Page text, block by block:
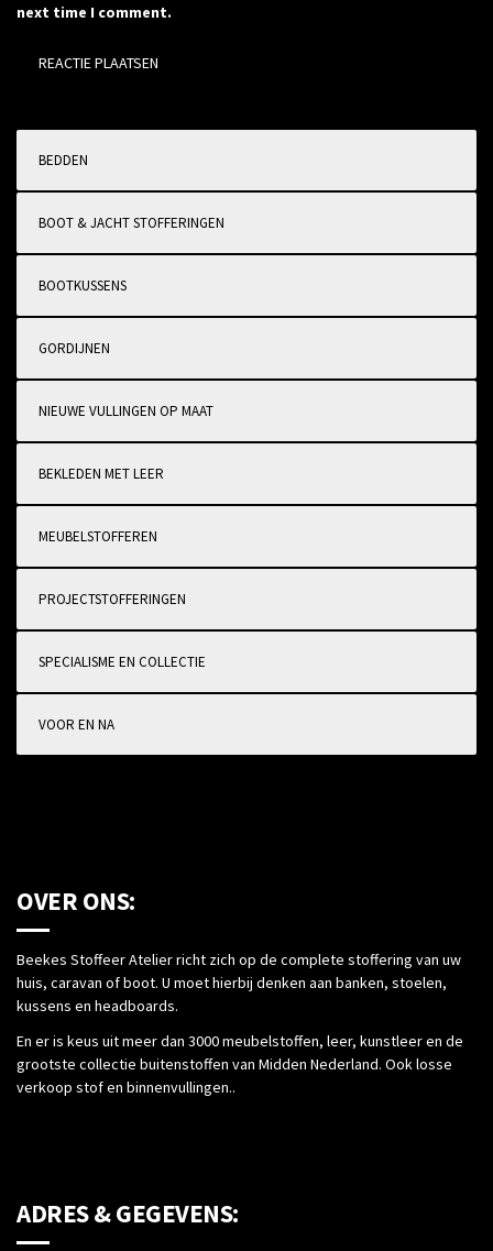
next time I comment.
BEDDEN
BOOT & JACHT STOFFERINGEN
BOOTKUSSENS
GORDIJNEN
NIEUWE VULLINGEN OP MAAT
BEKLEDEN MET LEER
MEUBELSTOFFEREN
PROJECTSTOFFERINGEN
SPECIALISME EN COLLECTIE
VOOR EN NA
OVER ONS:
Beekes Stoffeer Atelier richt zich op de complete stoffering van uw
huis, caravan of boot. U moet hierbij denken aan banken, stoelen,
kussens en headboards.
En er is keus uit meer dan 3000 meubelstoffen, leer, kunstleer en de
grootste collectie buitenstoffen van Midden Nederland. Ook losse
verkoop stof en binnenvullingen..
ADRES & GEGEVENS: